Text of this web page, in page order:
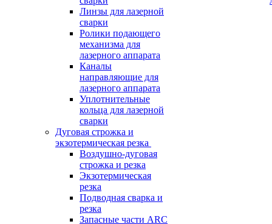
Линзы для лазерной
сварки
Ролики подающего
механизма для
лазерного аппарата
Каналы
направляющие для
лазерного аппарата
Уплотнительные
кольца для лазерной
сварки
Дуговая строжка и
экзотермическая резка
Воздушно-дуговая
строжка и резка
Экзотермическая
резка
Подводная сварка и
резка
Запасные части ARC